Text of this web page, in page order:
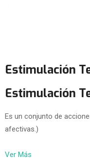
Estimulación
Estimulación
Es un conjunto de
afectivas.)
Ver Más